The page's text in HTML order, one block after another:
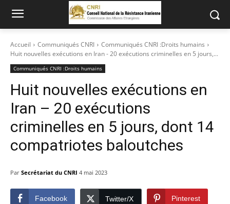
Accueil Communiqués CNRI
Communiqués CNRI :Droits humains
Huit nouvelles exécutions en Iran - 20 exécutions criminelles en 5 jours,...
Communiqués CNRI :Droits humains
Huit nouvelles exécutions en
Iran – 20 exécutions
criminelles en 5 jours, dont 14
compatriotes baloutches
Par Secrétariat du CNRI 4 mai 2023
Facebook Twitter/X Pinterest